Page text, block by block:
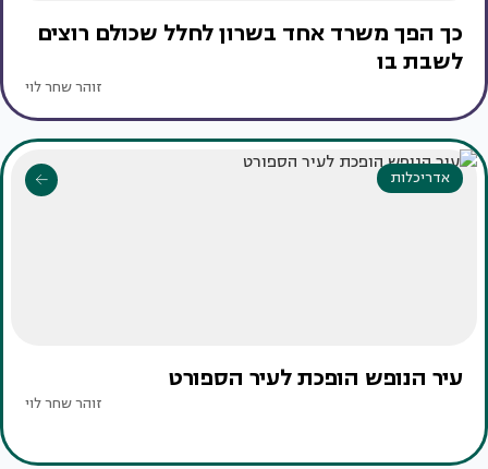
כך הפך משרד אחד בשרון לחלל שכולם רוצים
לשבת בו
זוהר שחר לוי
אדריכלות
עיר הנופש הופכת לעיר הספורט
זוהר שחר לוי